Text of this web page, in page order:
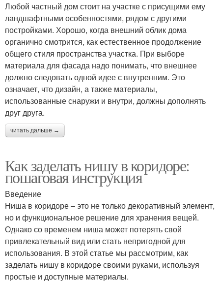
Любой частный дом стоит на участке с присущими ему
ландшафтными особенностями, рядом с другими
постройками. Хорошо, когда внешний облик дома
органично смотрится, как естественное продолжение
общего стиля пространства участка. При выборе
материала для фасада надо понимать, что внешнее
должно следовать одной идее с внутренним. Это
означает, что дизайн, а также материалы,
использованные снаружи и внутри, должны дополнять
друг друга.
читать дальше →
Как заделать нишу в коридоре:
пошаговая инструкция
Введение
Ниша в коридоре – это не только декоративный элемент,
но и функциональное решение для хранения вещей.
Однако со временем ниша может потерять свой
привлекательный вид или стать непригодной для
использования. В этой статье мы рассмотрим, как
заделать нишу в коридоре своими руками, используя
простые и доступные материалы.